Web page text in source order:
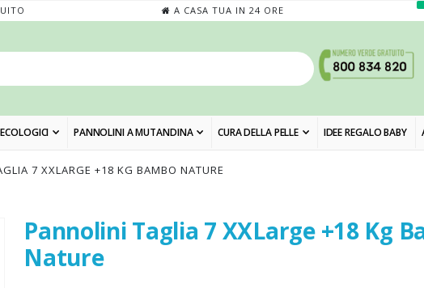
A CASA TUA IN 24 ORE
PANNOLINI A MUTANDINA CURA DELLA PELLE IDEE REGALO BABY
7 XXLARGE +18 KG BAMBO NATURE
Pannolini Taglia 7 XXLarge +18 Kg
Nature